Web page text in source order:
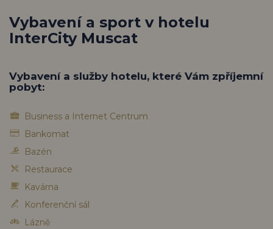
Vybavení a sport v hotelu
InterCity Muscat
Vybavení a služby hotelu, které Vám zpříjemní
pobyt:
Business a Internet Centrum
Bankomat
Bazén
Restaurace
Kavárna
Konferenční sál
Lázně